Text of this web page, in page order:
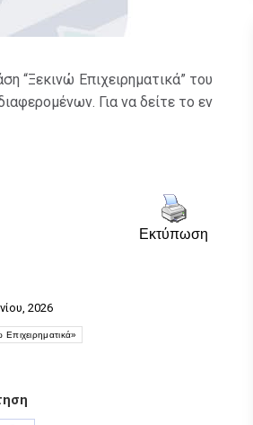
“Ξεκινώ Επιχειρηματικά” του
Για να δείτε το εν
Εκτύπωση
2026